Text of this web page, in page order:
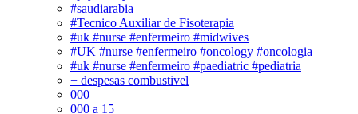
#saudiarabia
#Tecnico Auxiliar de Fisoterapia
#uk #nurse #enfermeiro #midwives
#UK #nurse #enfermeiro #oncology #oncologia
#uk #nurse #enfermeiro #paediatric #pediatria
+ despesas combustivel
000
000 a 15